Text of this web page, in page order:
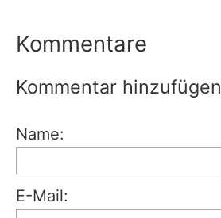
Kommentare
Kommentar hinzufügen
Name:
E-Mail: